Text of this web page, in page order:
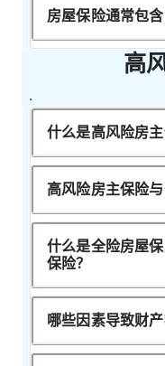
险的承保范
损失，同时
特定的风险
能性。这些
灾警报器或
保费调整：保
费，以抵消
承保成本将
能够在为房
房屋保险通常包含
高
.
什么是高风险房主
高风险房主保险
什么是全险房屋
保险？
哪些因素导致财